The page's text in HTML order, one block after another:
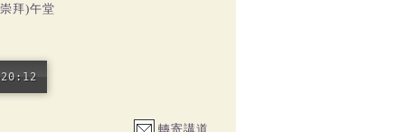
拜)午堂
20:12
轉寄講道